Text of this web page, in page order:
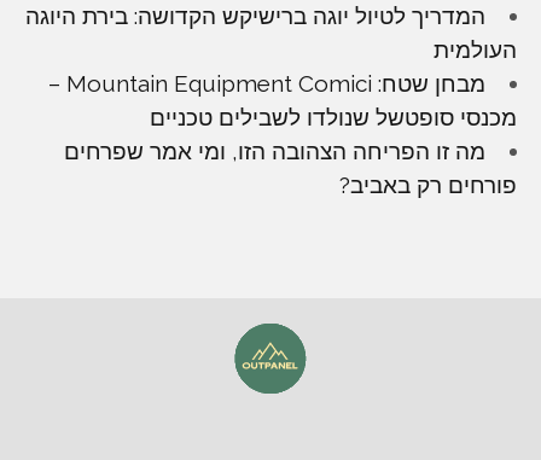
המדריך לטיול יוגה ברישיקש הקדושה: בירת היוגה
העולמית
מבחן שטח: Mountain Equipment Comici –
מכנסי סופטשל שנולדו לשבילים טכניים
מה זו הפריחה הצהובה הזו, ומי אמר שפרחים
פורחים רק באביב?